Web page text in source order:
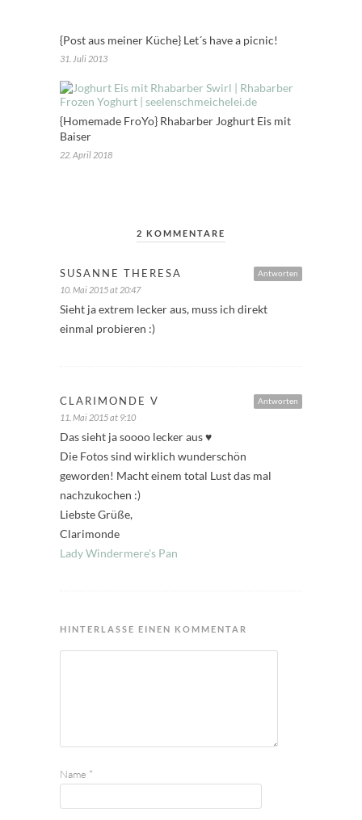
{Post aus meiner Küche} Let´s have a picnic!
31. Juli 2013
{Homemade FroYo} Rhabarber Joghurt Eis mit
Baiser
22. April 2018
2 KOMMENTARE
Antworten
SUSANNE THERESA
10. Mai 2015 at 20:47
Sieht ja extrem lecker aus, muss ich direkt
einmal probieren :)
Antworten
CLARIMONDE V
11. Mai 2015 at 9:10
Das sieht ja soooo lecker aus ♥
Die Fotos sind wirklich wunderschön
geworden! Macht einem total Lust das mal
nachzukochen :)
Liebste Grüße,
Clarimonde
Lady Windermere's Pan
HINTERLASSE EINEN KOMMENTAR
Name *